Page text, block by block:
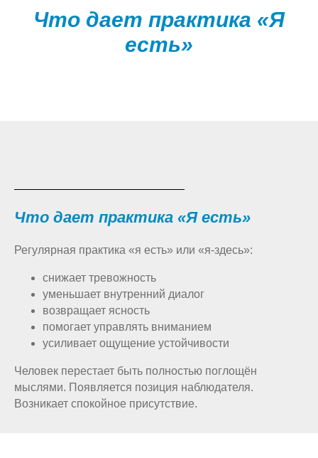
Что дает практика «Я
есть»
Что дает практика «Я есть»
Регулярная практика «я есть» или «я-здесь»:
снижает тревожность
уменьшает внутренний диалог
возвращает ясность
помогает управлять вниманием
усиливает ощущение устойчивости
Человек перестает быть полностью поглощён
мыслями. Появляется позиция наблюдателя.
Возникает спокойное присутствие.